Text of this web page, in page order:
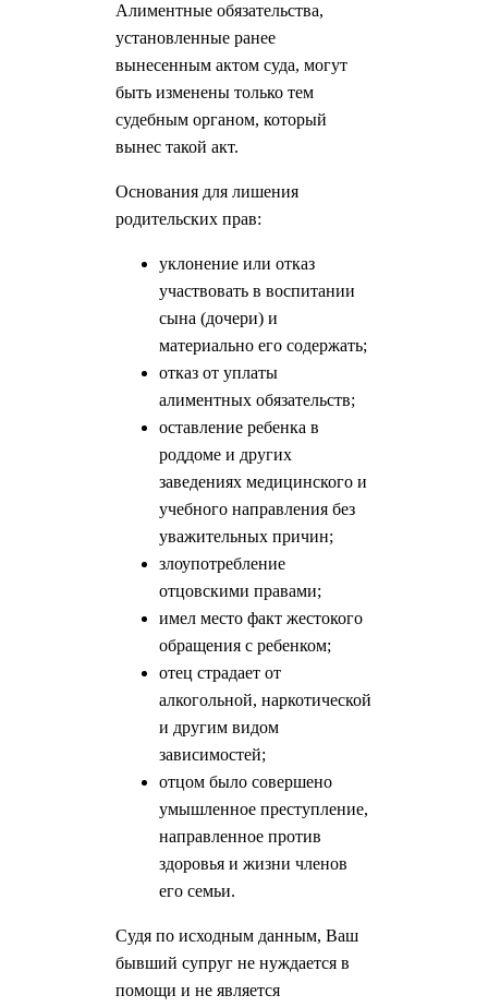
Алиментные обязательства,
установленные ранее
вынесенным актом суда, могут
быть изменены только тем
судебным органом, который
вынес такой акт.
Основания для лишения
родительских прав:
уклонение или отказ
участвовать в воспитании
сына (дочери) и
материально его содержать;
отказ от уплаты
алиментных обязательств;
оставление ребенка в
роддоме и других
заведениях медицинского и
учебного направления без
уважительных причин;
злоупотребление
отцовскими правами;
имел место факт жестокого
обращения с ребенком;
отец страдает от
алкогольной, наркотической
и другим видом
зависимостей;
отцом было совершено
умышленное преступление,
направленное против
здоровья и жизни членов
его семьи.
Судя по исходным данным, Ваш
бывший супруг не нуждается в
помощи и не является